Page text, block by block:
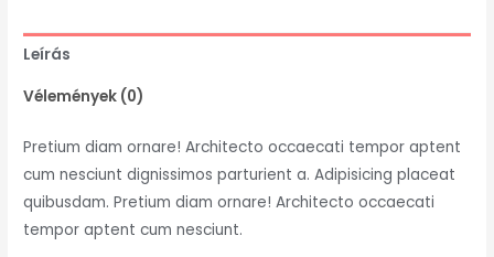
Leírás
Vélemények (0)
Pretium diam ornare! Architecto occaecati tempor aptent
cum nesciunt dignissimos parturient a. Adipisicing placeat
quibusdam. Pretium diam ornare! Architecto occaecati
tempor aptent cum nesciunt.